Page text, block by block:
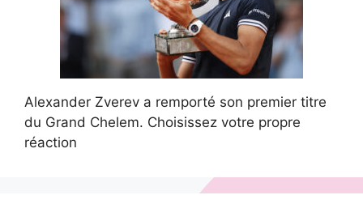
Alexander Zverev a remporté son premier titre
du Grand Chelem. Choisissez votre propre
réaction